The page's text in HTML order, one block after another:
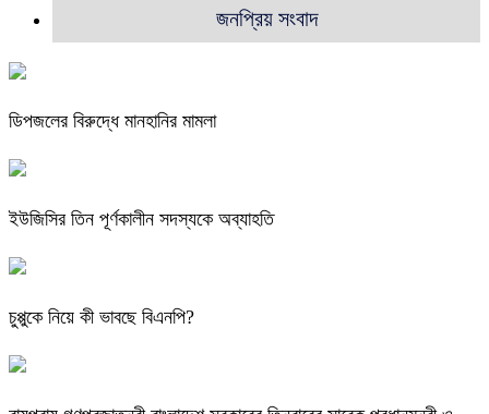
জনপ্রিয় সংবাদ
ডিপজলের বিরুদ্ধে মানহানির মামলা
ইউজিসির তিন পূর্ণকালীন সদস্যকে অব্যাহতি
চুপ্পুকে নিয়ে কী ভাবছে বিএনপি?